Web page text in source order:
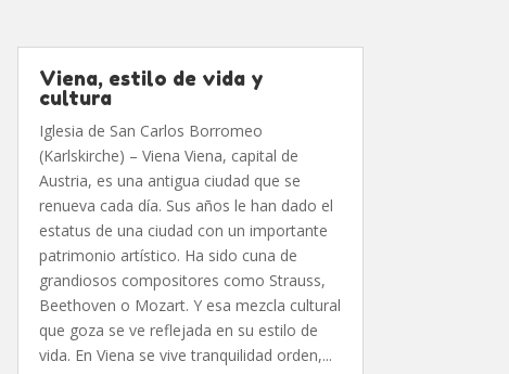
Viena, estilo de vida y
cultura
Iglesia de San Carlos Borromeo
(Karlskirche) – Viena Viena, capital de
Austria, es una antigua ciudad que se
renueva cada día. Sus años le han dado el
estatus de una ciudad con un importante
patrimonio artístico. Ha sido cuna de
grandiosos compositores como Strauss,
Beethoven o Mozart. Y esa mezcla cultural
que goza se ve reflejada en su estilo de
vida. En Viena se vive tranquilidad orden,...